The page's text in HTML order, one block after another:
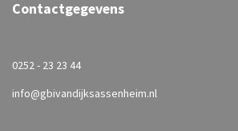
Contactgegevens
0252 - 23 23 44
info@gbivandijksassenheim.nl